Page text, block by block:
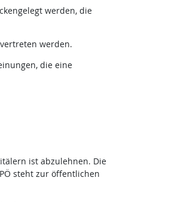
werden, die
werden.
die eine
ist abzulehnen. Die
steht zur öffentlichen